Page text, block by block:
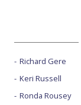
Richard Gere
Keri Russell
Ronda Rousey